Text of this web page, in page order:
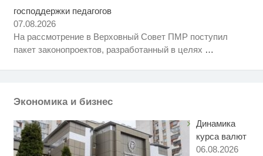
господдержки педагогов
07.08.2026
На рассмотрение в Верховный Совет ПМР поступил
пакет законопроектов, разработанный в целях …
Экономика и бизнес
Динамика
курса валют
06.08.2026
Королева вагона отожгла! Видео
i
Ржу не переставая, это видео
пересмотришь не раз
советский стаж